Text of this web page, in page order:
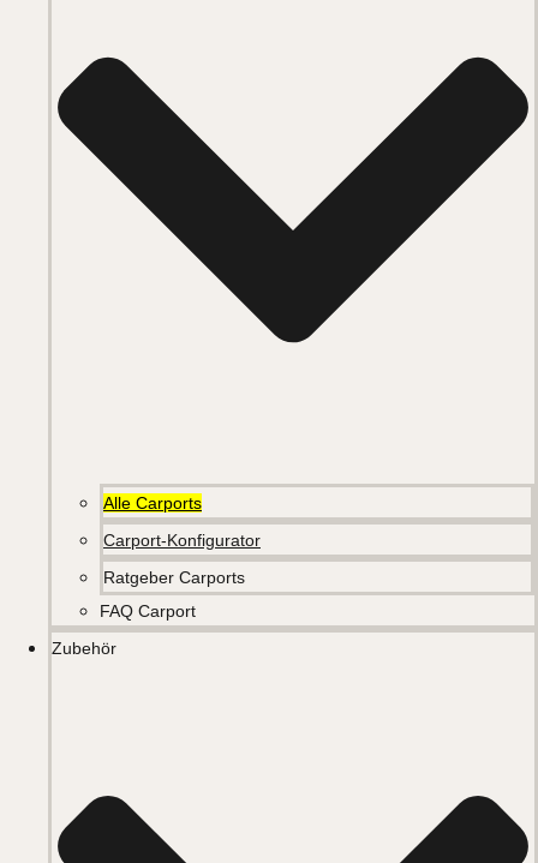
Alle Carports
Carport-Konfigurator
Ratgeber Carports
FAQ Carport
Zubehör